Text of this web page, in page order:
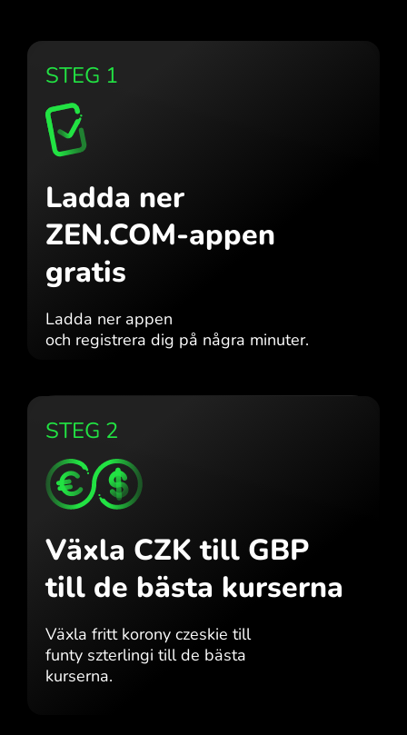
STEG 1
Ladda ner
ZEN.COM-appen
gratis
Ladda ner appen
och registrera dig på några minuter.
STEG 2
Växla CZK till GBP
till de bästa kurserna
Växla fritt korony czeskie till
funty szterlingi till de bästa
kurserna.